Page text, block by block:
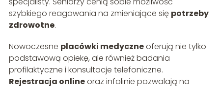
szybkiego reagowania na zmieniające się potrzeby
zdrowotne.
Nowoczesne placówki medyczneoferują nie tylko
podstawową opiekę, ale również badania
profilaktyczne i konsultacje telefoniczne.
Rejestracja onlineoraz infolinie pozwalają na